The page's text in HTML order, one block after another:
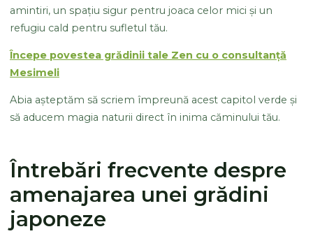
amintiri, un spațiu sigur pentru joaca celor mici și un
refugiu cald pentru sufletul tău.
Începe povestea grădinii tale Zen cu o consultanță
Mesimeli
Abia așteptăm să scriem împreună acest capitol verde și
să aducem magia naturii direct în inima căminului tău.
Întrebări frecvente despre
amenajarea unei grădini
japoneze